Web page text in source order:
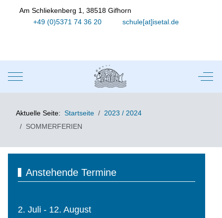
Am Schliekenberg 1, 38518 Gifhorn
+49 (0)5371 74 36 20
schule[at]isetal.de
Mobile Menu Toggle Off-
Aktuelle Seite:Startseite
2023 / 2024
SOMMERFERIEN
Anstehende Termine
2. Juli - 12. August